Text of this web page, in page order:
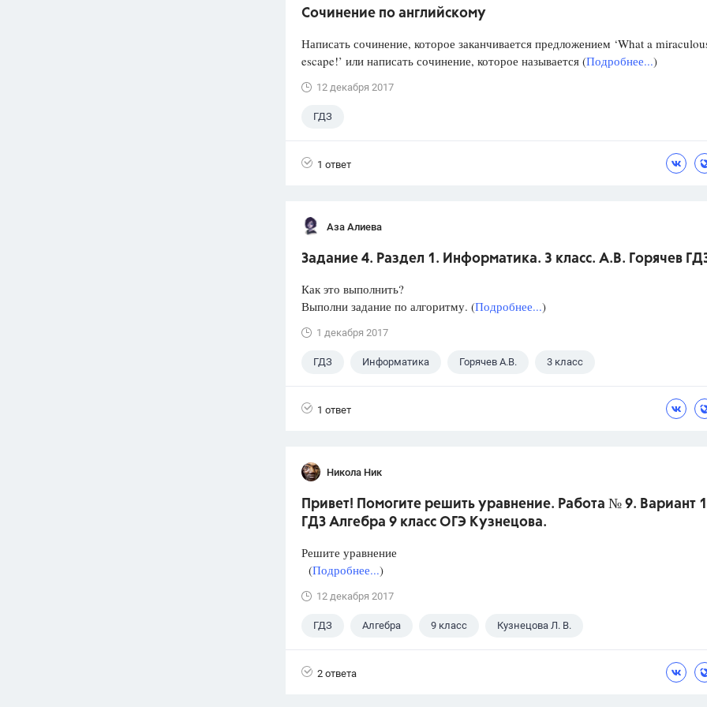
Сочинение по английскому
Написать сочинение, которое заканчивается предложением ‘What a
escape!’ или написать сочинение, которое называется (Подробнее...)
12 декабря 2017
ГДЗ
1 ответ
Аза Алиева
Задание 4. Раздел 1. Информатика. 3 класс. А.В. Горячев
Как это выполнить?
Выполни задание по алгоритму. (Подробнее...)
1 декабря 2017
ГДЗ Информатика Горячев А.В. 3 класс
1 ответ
Никола Ник
Привет! Помогите решить уравнение. Работа № 9. Вариант
ГДЗ Алгебра 9 класс ОГЭ Кузнецова.
Решите уравнение
(Подробнее...)
12 декабря 2017
ГДЗ Алгебра 9 класс Кузнецова Л. В.
2 ответа